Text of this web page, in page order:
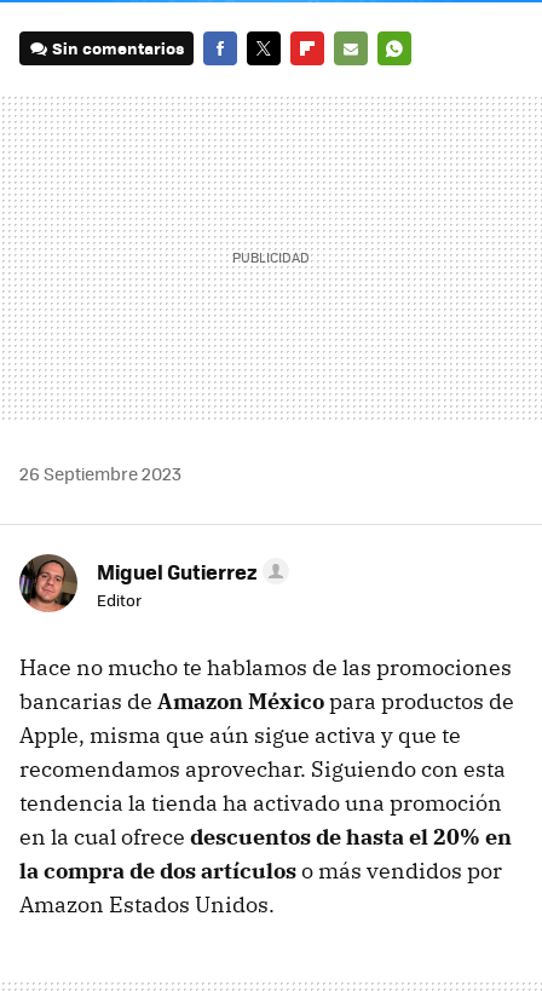
Sin comentarios
MAIL
26 Septiembre 2023
Miguel Gutierrez
Editor
Hace no mucho te hablamos de las promociones
bancarias de Amazon Méxicopara productos de
Apple, misma que aún sigue activa y que te
recomendamos aprovechar. Siguiendo con esta
tendencia la tienda ha activado una promoción
en la cual ofrece descuentos de hasta el 20% en
la compra de dos artículoso más vendidos por
Amazon Estados Unidos.